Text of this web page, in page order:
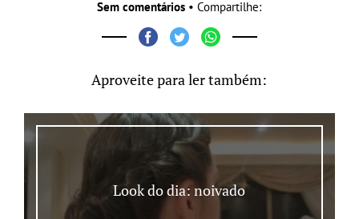
Sem comentários • Compartilhe:
Aproveite para ler também:
Look do dia: noivado